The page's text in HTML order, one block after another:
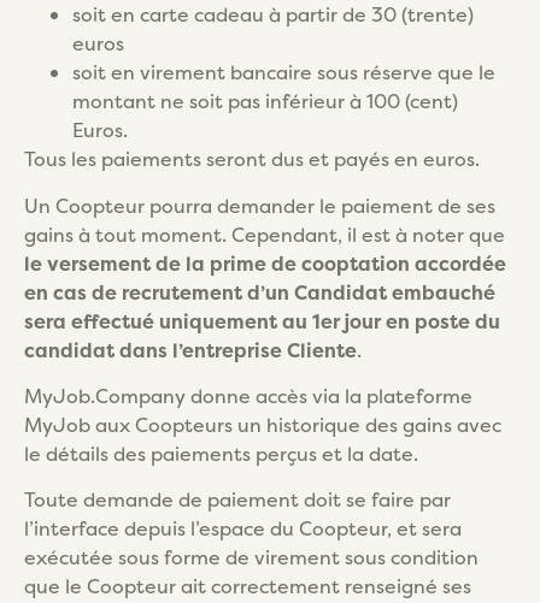
soit en carte cadeau à partir de 30 (trente)
euros
soit en virement bancaire sous réserve que le
montant ne soit pas inférieur à 100 (cent)
Euros.
Tous les paiements seront dus et payés en euros.
Un Coopteur pourra demander le paiement de ses
gains à tout moment. Cependant, il est à noter que
le versement de la prime de cooptation accordée
en cas de recrutement d’un Candidat embauché
sera effectué uniquement au 1er jour en poste du
candidat dans l’entreprise Cliente.
MyJob.Company donne accès via la plateforme
MyJob aux Coopteurs un historique des gains avec
le détails des paiements perçus et la date.
Toute demande de paiement doit se faire par
l’interface depuis l’espace du Coopteur, et sera
exécutée sous forme de virement sous condition
que le Coopteur ait correctement renseigné ses